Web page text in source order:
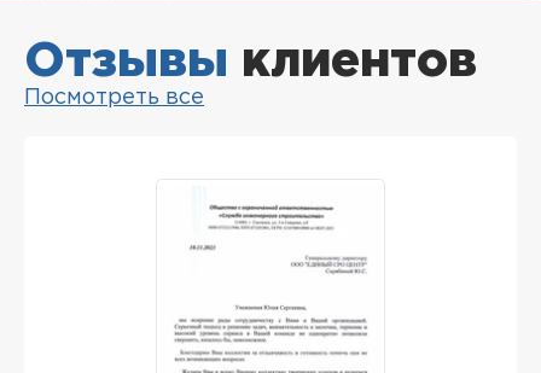
Отзывы клиентов
Посмотреть все